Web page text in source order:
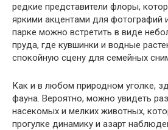
редкие представители флоры,
яркими акцентами для фотографий
парке можно встретить в виде
пруда, где кувшинки и водные
спокойную сцену для семейных
Как и в любом природном уголке,
фауна. Вероятно, можно увидеть
насекомых и мелких животных,
прогулке динамику и азарт